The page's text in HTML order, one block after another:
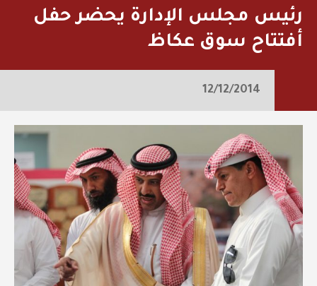
رئيس مجلس الإدارة يحضر حفل
أفتتاح سوق عكاظ
12/12/2014